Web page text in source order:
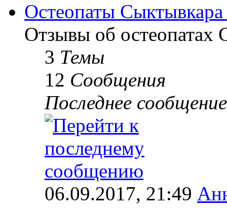
Остеопаты
Отзывы об остеопатах
3 Темы
12 Сообщения
Последнее сообщение
06.09.2017, 21:49